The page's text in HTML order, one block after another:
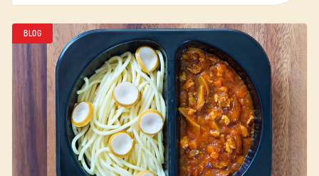
BLOG